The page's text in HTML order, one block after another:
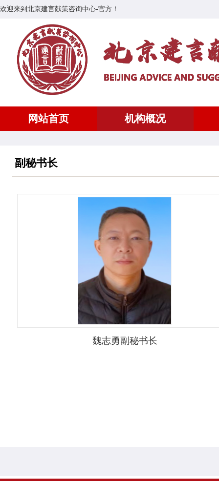
欢迎来到北京建言献策咨询中心-官方！
网站首页 机构概况
副秘书长
魏志勇副秘书长